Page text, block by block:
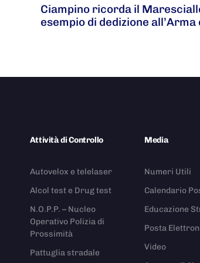
Ciampino ricorda il
esempio di dedizione all’Arma
Attività di Controllo
Autovelox e telelaser
Alcol test e Drug test
N.O.P.P. – Nucleo
Operativo Polizia di
Prossimità
Pattuglia stradale
Media
Numeri Utili
Calendario
Educazione
Posta
Video